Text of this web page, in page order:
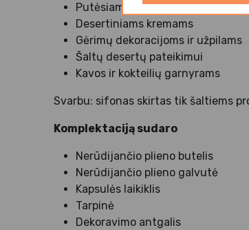
Putėsiams
Desertiniams kremams
Gėrimų dekoracijoms ir užpilams
Šaltų desertų pateikimui
Kavos ir kokteilių garnyrams
Svarbu: sifonas skirtas tik šaltiems
Komplektaciją sudaro
Nerūdijančio plieno butelis
Nerūdijančio plieno galvutė
Kapsulės laikiklis
Tarpinė
Dekoravimo antgalis